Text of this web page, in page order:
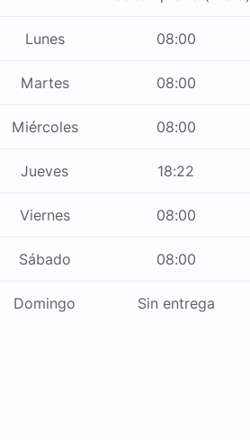
Lunes 08:00
Martes 08:00
Miércoles 08:00
Jueves 18:22
Viernes 08:00
Sábado 08:00
Domingo Sin entrega